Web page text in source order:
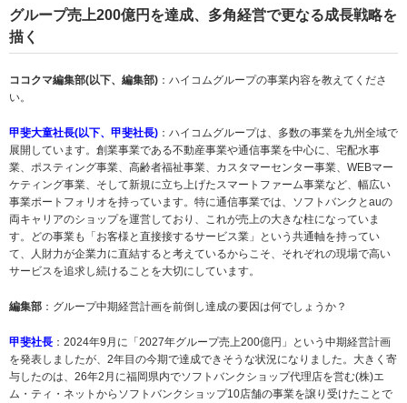
グループ売上200億円を達成、多角経営で更なる成長戦略を
描く
ココクマ編集部(以下、編集部) ：ハイコムグループの事業内容を教えてくださ
い。
甲斐大童社長(以下、甲斐社長) ：ハイコムグループは、多数の事業を九州全域で
展開しています。創業事業である不動産事業や通信事業を中心に、宅配水事
業、ポスティング事業、高齢者福祉事業、カスタマーセンター事業、WEBマー
ケティング事業、そして新規に立ち上げたスマートファーム事業など、幅広い
事業ポートフォリオを持っています。特に通信事業では、ソフトバンクとauの
両キャリアのショップを運営しており、これが売上の大きな柱になっていま
す。どの事業も「お客様と直接接するサービス業」という共通軸を持ってい
て、人財力が企業力に直結すると考えているからこそ、それぞれの現場で高い
サービスを追求し続けることを大切にしています。
編集部 ：グループ中期経営計画を前倒し達成の要因は何でしょうか？
甲斐社長 ：2024年9月に「2027年グループ売上200億円」という中期経営計画
を発表しましたが、2年目の今期で達成できそうな状況になりました。大きく寄
与したのは、26年2月に福岡県内でソフトバンクショップ代理店を営む(株)エ
ム・ティ・ネットからソフトバンクショップ10店舗の事業を譲り受けたことで